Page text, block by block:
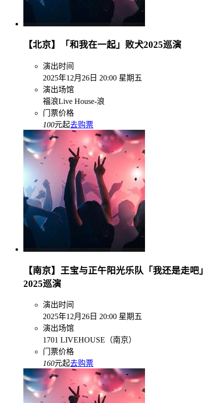
【北京】「和我在一起」败犬2025巡演
演出时间
2025年12月26日 20:00 星期五
演出场馆
福浪Live House-浪
门票价格
100元起去购票
【南京】王宝与正午阳光乐队「我还是走吧」
2025巡演
演出时间
2025年12月26日 20:00 星期五
演出场馆
1701 LIVEHOUSE（南京）
门票价格
160元起去购票